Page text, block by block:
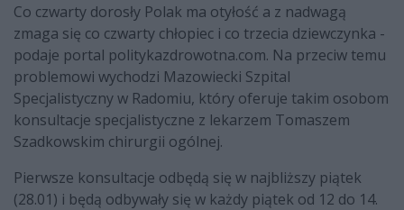
Co czwarty dorosły Polak ma otyłość a z nadwagą
zmaga się co czwarty chłopiec i co trzecia dziewczynka -
podaje portal politykazdrowotna.com. Na przeciw temu
problemowi wychodzi Mazowiecki Szpital
Specjalistyczny w Radomiu, który oferuje takim osobom
konsultacje specjalistyczne z lekarzem Tomaszem
Szadkowskim chirurgii ogólnej.
Pierwsze konsultacje odbędą się w najbliższy piątek
(28.01) i będą odbywały się w każdy piątek od 12 do 14.